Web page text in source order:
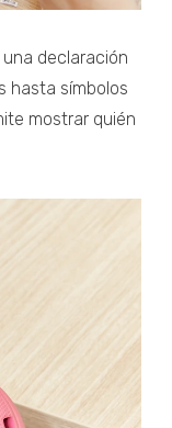
declaración
hasta símbolos
mostrar quién